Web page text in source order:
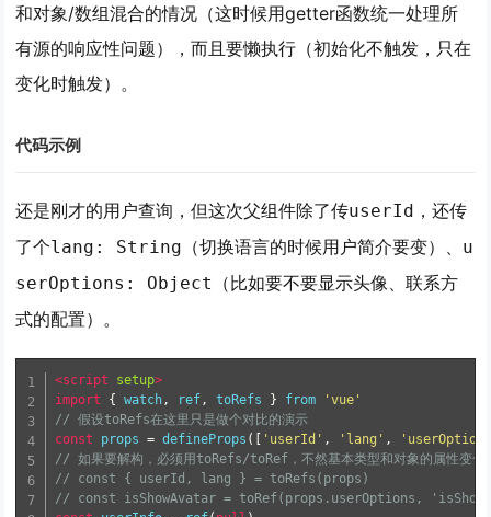
和对象/数组混合的情况 （这时候用getter函数统一处理所
有源的响应性问题），而且要懒执行 （初始化不触发，只在
变化时触发）。
代码示例
还是刚才的用户查询，但这次父组件除了传userId ，还传
了个lang: String （切换语言的时候用户简介要变）、 u
serOptions: Object
（比如要不要显示头像、联系方
式的配置）。
<script setup>
import
{ watch, ref, toRefs } from
'vue'
// 假设toRefs在这里只是做个对比的演示
const
props = defineProps ([ 'userId' , 'lang' ,
// 如果要解构，必须用toRefs/toRef，不然基本类型和对象的属性变化
// const { userId, lang } = toRefs(props)
// const isShowAvatar = toRef(props.userOptions,